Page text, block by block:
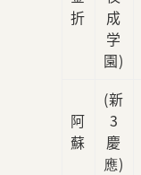
折
成
学
園)
阿
蘇
(新
3
慶
應)